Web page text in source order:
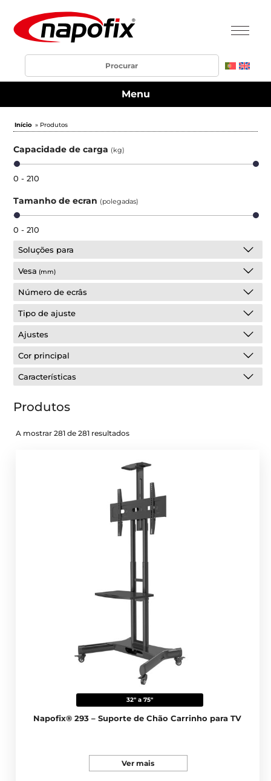
Menu
Início » Produtos
Capacidade de carga (kg)
0 - 210
Tamanho de ecran (polegadas)
0 - 210
Soluções para
Vesa (mm)
Número de ecrâs
Tipo de ajuste
Ajustes
Cor principal
Características
Produtos
A mostrar 281 de 281 resultados
32" a 75"
Napofix® 293 – Suporte de Chão Carrinho para TV
Ver mais